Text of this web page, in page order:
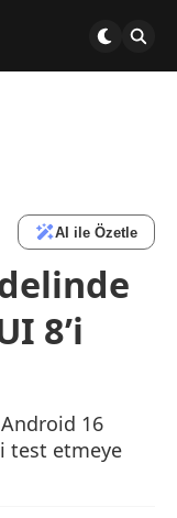
AI ile Özetle
8’i
16
test etmeye